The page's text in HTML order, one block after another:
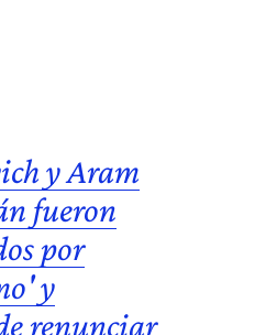
y Aram
fueron
por
y
renunciar